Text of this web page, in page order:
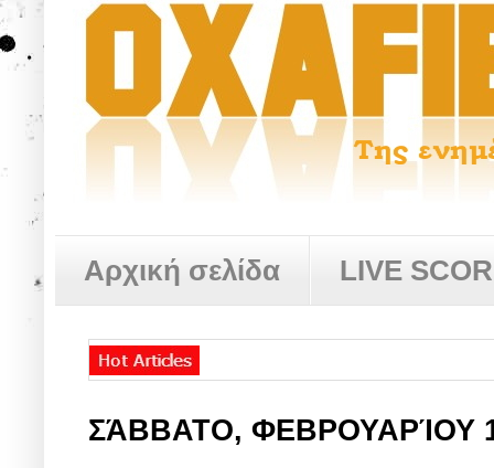
Αρχική σελίδα LIVE
ΣΆΒΒΑΤΟ, ΦΕΒΡΟΥΑΡΊΟΥ